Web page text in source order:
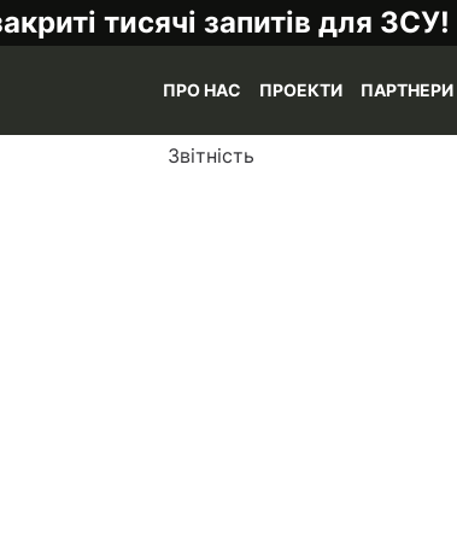
тисячі запитів для ЗСУ!
ПРО НАС ПРОЕКТИ ПАРТНЕРИ
Звітність